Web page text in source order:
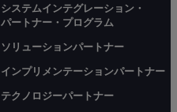
システムインテグレーション・
パートナー・プログラム
ソリューションパートナー
インプリメンテーションパートナー
テクノロジーパートナー